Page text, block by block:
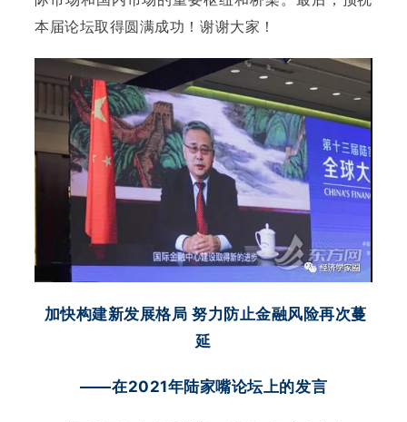
本届论坛取得圆满成功！ 谢谢大家！
加快构建新发展格局 努力防止金融风险再次蔓
延
——在2021年陆家嘴论坛上的发言